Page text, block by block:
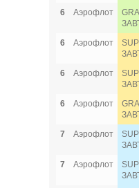
6
Аэрофлот
6
Аэрофлот
6
Аэрофлот
6
Аэрофлот
7
Аэрофлот
7
Аэрофлот